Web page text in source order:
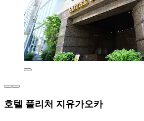
호텔 풀리처 지유가오카